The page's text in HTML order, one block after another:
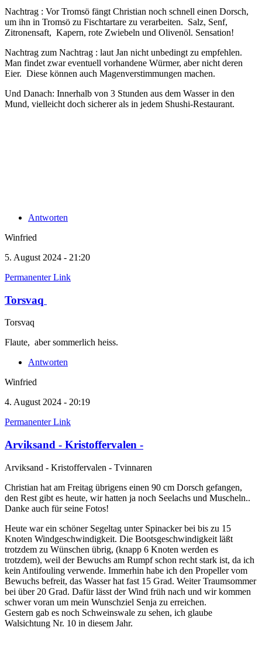
Nachtrag : Vor Tromsö fängt Christian noch schnell einen Dorsch,
um ihn in Tromsö zu Fischtartare zu verarbeiten. Salz, Senf,
Zitronensaft, Kapern, rote Zwiebeln und Olivenöl. Sensation!
Nachtrag zum Nachtrag : laut Jan nicht unbedingt zu empfehlen.
Man findet zwar eventuell vorhandene Würmer, aber nicht deren
Eier. Diese können auch Magenverstimmungen machen.
Und Danach: Innerhalb von 3 Stunden aus dem Wasser in den
Mund, vielleicht doch sicherer als in jedem Shushi-Restaurant.
Antworten
Winfried
5. August 2024 - 21:20
Permanenter Link
Torsvaq
Torsvaq
Flaute, aber sommerlich heiss.
Antworten
Winfried
4. August 2024 - 20:19
Permanenter Link
Arviksand - Kristoffervalen -
Arviksand - Kristoffervalen - Tvinnaren
Christian hat am Freitag übrigens einen 90 cm Dorsch gefangen,
den Rest gibt es heute, wir hatten ja noch Seelachs und Muscheln..
Danke auch für seine Fotos!
Heute war ein schöner Segeltag unter Spinacker bei bis zu 15
Knoten Windgeschwindigkeit. Die Bootsgeschwindigkeit läßt
trotzdem zu Wünschen übrig, (knapp 6 Knoten werden es
trotzdem), weil der Bewuchs am Rumpf schon recht stark ist, da ich
kein Antifouling verwende. Immerhin habe ich den Propeller vom
Bewuchs befreit, das Wasser hat fast 15 Grad. Weiter Traumsommer
bei über 20 Grad. Dafür lässt der Wind früh nach und wir kommen
schwer voran um mein Wunschziel Senja zu erreichen.
Gestern gab es noch Schweinswale zu sehen, ich glaube
Walsichtung Nr. 10 in diesem Jahr.